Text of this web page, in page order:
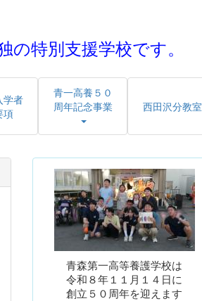
の特別支援学校です。
学者
項
青一高養５０
周年記念事業
西田沢分教室
青森第一高等養護学校は
令和８年１１月１４日に
創立５０周年を迎えます